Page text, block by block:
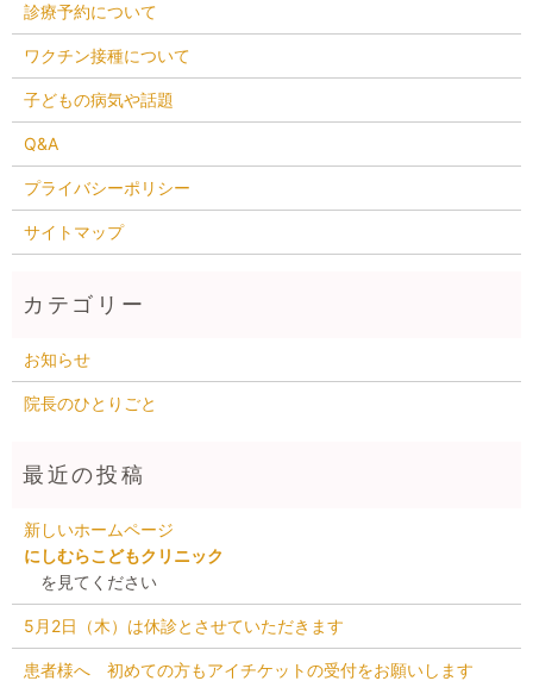
診療予約について
ワクチン接種について
子どもの病気や話題
Q&A
プライバシーポリシー
サイトマップ
お知らせ
院長のひとりごと
新しいホームページ
にしむらこどもクリニック
を見てください
5月2日（木）は休診とさせていただきます
患者様へ 初めての方もアイチケットの受付をお願いします